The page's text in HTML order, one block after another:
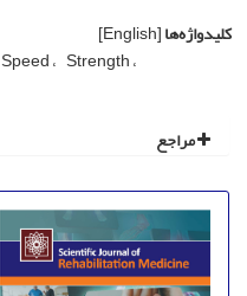
کلیدواژه‌ها[English]
Speed Strength
مراجع